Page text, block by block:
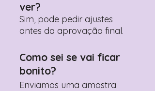
ver?
Sim, pode pedir ajustes
antes da aprovação final.
Como sei se vai ficar
bonito?
Enviamos uma amostra